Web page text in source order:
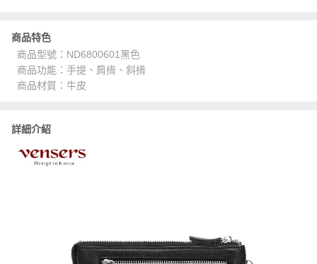
商品特色
商品型號：ND6800601黑色
商品功能：手提、肩揹、斜揹
商品材質：牛皮
詳細介紹